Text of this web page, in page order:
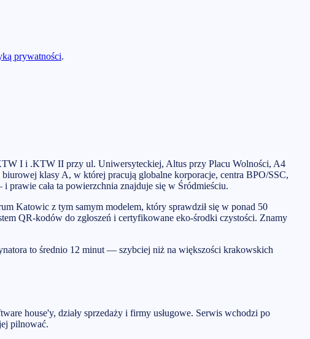
prywatności.
I i .KTW II przy ul. Uniwersyteckiej, Altus przy Placu Wolności, A4
klasy A, w której pracują globalne korporacje, centra BPO/SSC,
cała ta powierzchnia znajduje się w Śródmieściu.
Katowic z tym samym modelem, który sprawdził się w ponad 50
QR-kodów do zgłoszeń i certyfikowane eko-środki czystości. Znamy
to średnio 12 minut — szybciej niż na większości krakowskich
house'y, działy sprzedaży i firmy usługowe. Serwis wchodzi po
pilnować.